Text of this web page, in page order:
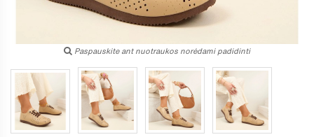
Paspauskite ant nuotraukos norėdami padidinti